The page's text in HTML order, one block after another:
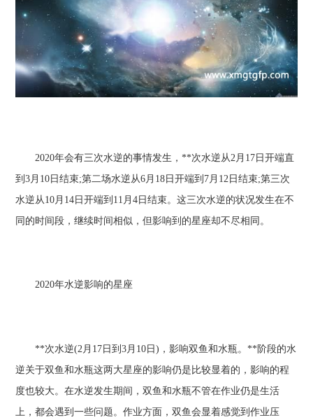
2020年会有三次水逆的事情发生，**次水逆从2月17日开端直
到3月10日结束;第二场水逆从6月18日开端到7月12日结束;第三次
水逆从10月14日开端到11月4日结束。这三次水逆的状况发生在不
同的时间段，继续时间相似，但影响到的星座却不尽相同。
2020年水逆影响的星座
**次水逆(2月17日到3月10日)，影响双鱼和水瓶。**阶段的水
逆关于双鱼和水瓶这两大星座的影响仍是比较显着的，影响的程
度也较大。在水逆发生期间，双鱼和水瓶不管在作业仍是生活
上，都会遇到一些问题。作业方面，双鱼会显着感觉到作业压